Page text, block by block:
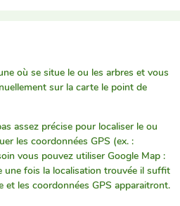
où se situe le ou les arbres et vous
sur la carte le point de
assez précise pour localiser le ou
vous pouvez utiliser Google Map :
et les coordonnées GPS apparaitront.